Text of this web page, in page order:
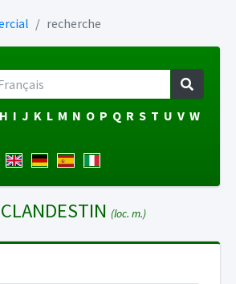
recherche
H I J K L M N O P Q R S T U V W
(loc. m.)